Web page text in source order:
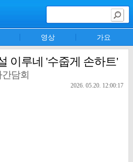
영상 가요
이루네 '수줍게 손하트'
간담회
2026. 05.20. 12:00:17